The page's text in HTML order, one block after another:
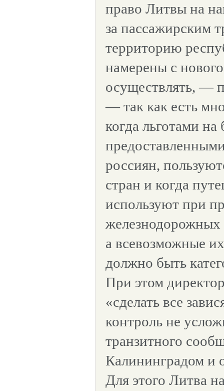
право Литвы на
за пассажирским
территорию
намерены с
осуществлять, —
— так как есть
когда льготами на
россиян,
стран и когда
используют при
железнодорожных
а всевозможные
должно быть
При этом
«сделать все
контроль не
транзитного
Калининградом и
Для этого Литва